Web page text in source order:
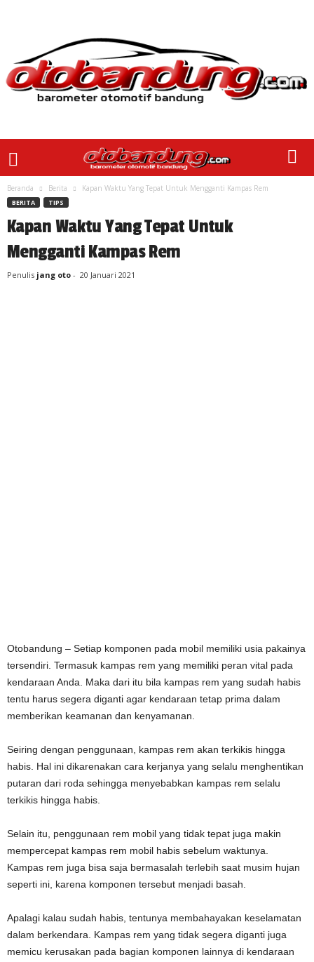
Beranda Berita Kapan Waktu Yang Tepat Untuk Mengganti Kampas Rem
BERITA TIPS
Kapan Waktu Yang Tepat Untuk
Mengganti Kampas Rem
Penulis jang oto - 20 Januari 2021
Otobandung – Setiap komponen pada mobil memiliki usia pakainya
tersendiri. Termasuk kampas rem yang memiliki peran vital pada
kendaraan Anda. Maka dari itu bila kampas rem yang sudah habis
tentu harus segera diganti agar kendaraan tetap prima dalam
memberikan keamanan dan kenyamanan.
Seiring dengan penggunaan, kampas rem akan terkikis hingga
habis. Hal ini dikarenakan cara kerjanya yang selalu menghentikan
putaran dari roda sehingga menyebabkan kampas rem selalu
terkikis hingga habis.
Selain itu, penggunaan rem mobil yang tidak tepat juga makin
mempercepat kampas rem mobil habis sebelum waktunya.
Kampas rem juga bisa saja bermasalah terlebih saat musim hujan
seperti ini, karena komponen tersebut menjadi basah.
Apalagi kalau sudah habis, tentunya membahayakan keselamatan
dalam berkendara. Kampas rem yang tidak segera diganti juga
memicu kerusakan pada bagian komponen lainnya di kendaraan